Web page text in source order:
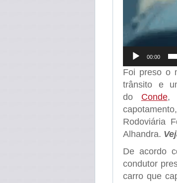
00:00
Foi preso o
trânsito e
do Conde,
Rodoviária
Alhandra.
De acordo
condutor
carro que